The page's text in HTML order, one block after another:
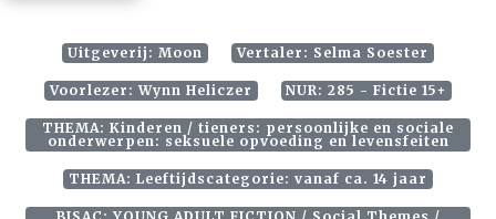
Uitgeverij: Moon Vertaler: Selma Soester
Voorlezer: Wynn Heliczer NUR: 285 - Fictie 15+
THEMA: Kinderen / tieners: persoonlijke en sociale
onderwerpen: seksuele opvoeding en levensfeiten
THEMA: Leeftijdscategorie: vanaf ca. 14 jaar